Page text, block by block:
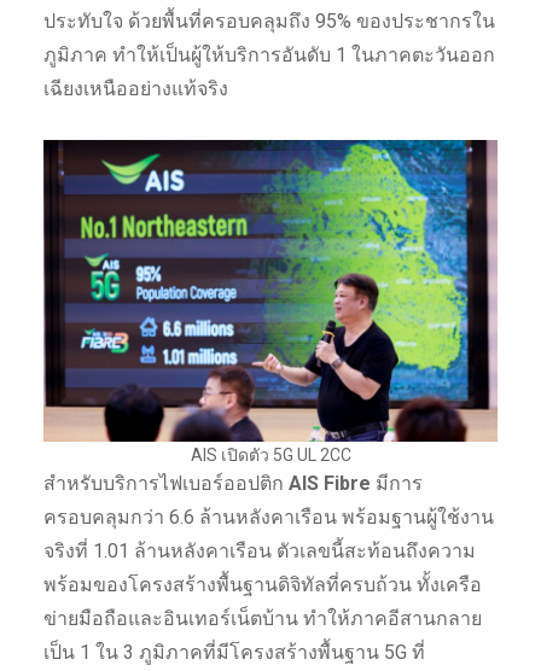
ประทับใจ ด้วยพื้นที่ครอบคลุมถึง 95% ของประชากรใน
ภูมิภาค ทำให้เป็นผู้ให้บริการอันดับ 1 ในภาคตะวันออก
เฉียงเหนืออย่างแท้จริง
AIS เปิดตัว 5G UL 2CC
สำหรับบริการไฟเบอร์ออปติก AIS Fibre มีการ
ครอบคลุมกว่า 6.6 ล้านหลังคาเรือน พร้อมฐานผู้ใช้งาน
จริงที่ 1.01 ล้านหลังคาเรือน ตัวเลขนี้สะท้อนถึงความ
พร้อมของโครงสร้างพื้นฐานดิจิทัลที่ครบถ้วน ทั้งเครือ
ข่ายมือถือและอินเทอร์เน็ตบ้าน ทำให้ภาคอีสานกลาย
เป็น 1 ใน 3 ภูมิภาคที่มีโครงสร้างพื้นฐาน 5G ที่